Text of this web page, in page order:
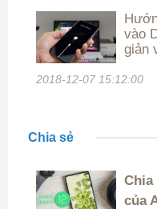
vào
giản
2018-12-07 15:12:00
Chia sẻ
Chia
của